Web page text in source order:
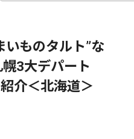
いものタルト”な
3大デパート
介＜北海道＞